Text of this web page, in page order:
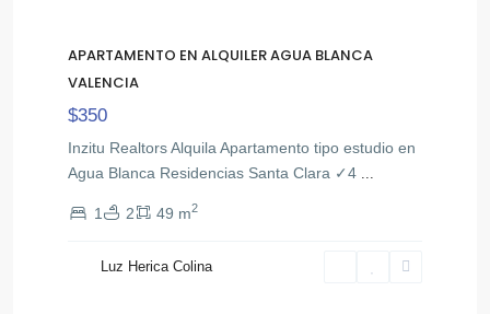
APARTAMENTO EN ALQUILER AGUA BLANCA
VALENCIA
$350
Inzitu Realtors Alquila Apartamento tipo estudio en
Agua Blanca Residencias Santa Clara ✓4
1 2 49 m2
Luz Herica Colina